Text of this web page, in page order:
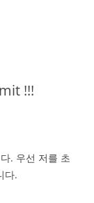
!!!
. 우선 저를 초
다.